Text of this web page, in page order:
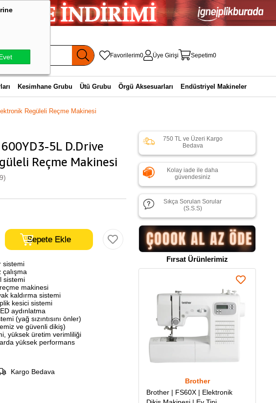
Favorilerim0 Üye Girişi Sepetim0
Kesimhane Grubu Ütü Grubu Örgü Aksesuarları Endüstriyel Makineler
Regüleli Reçme Makinesi
5L D.Drive
Reçme Makinesi
sistemi
sistemi
makinesi
kaldırma sistemi
kesici sistemi
aydınlatma
(yağ sızıntısını önler)
ve güvenli dikiş)
yüksek üretim verimliliği
yüksek performans
Kargo Bedava
750 TL ve Üzeri Kargo
Bedava
Kolay iade ile daha
güvendesiniz
Sıkça Sorulan Sorular
(S.S.S)
Fırsat Ürünlerimiz
Brother
Brother | FS60X | Elektronik